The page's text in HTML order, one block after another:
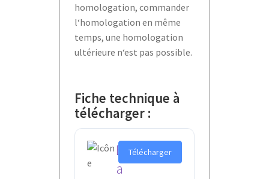
homologation, commander
l‘homologation en même
temps, une homologation
ultérieure n‘est pas possible.
Fiche technique à
télécharger :
B
a
Télécharger